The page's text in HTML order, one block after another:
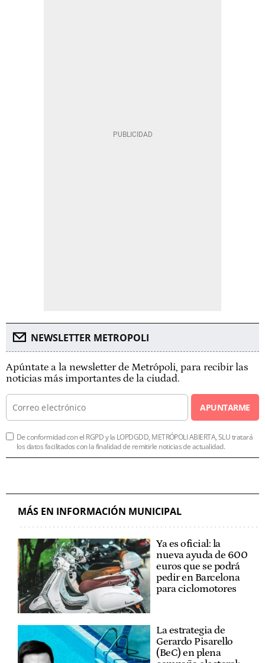
NEWSLETTER METROPOLI
Apúntate a la newsletter de Metrópoli, para recibir las
noticias más importantes de la ciudad.
APUNTARME
De conformidad con el RGPD y la LOPDGDD, METRÓPOLI ABIERTA, SLU tratará
los datos facilitados con la finalidad de remitirle noticias de actualidad.
MÁS EN INFORMACIÓN MUNICIPAL
Ya es oficial: la
nueva ayuda de 600
euros que se podrá
pedir en Barcelona
para ciclomotores
La estrategia de
Gerardo Pisarello
(BeC) en plena